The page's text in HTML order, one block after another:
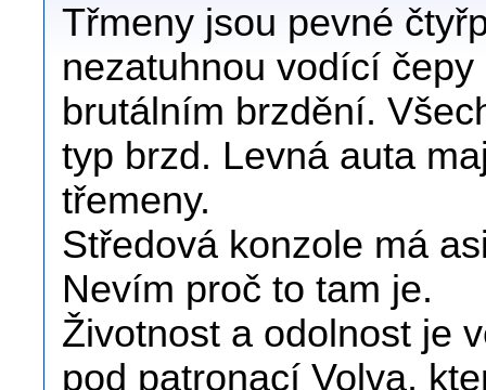
Třmeny jsou pevné
nezatuhnou vodící
brutálním brzdění.
typ brzd. Levná auta
třemeny.
Středová konzole má
Nevím proč to tam je.
Životnost a odolnost je
pod patronací Volva,